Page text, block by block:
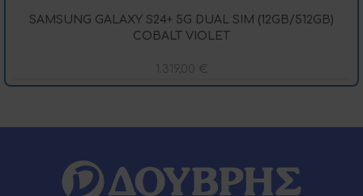
SAMSUNG GALAXY S24+ 5G DUAL SIM (12GB/512GB)
COBALT VIOLET
1.319,00 €